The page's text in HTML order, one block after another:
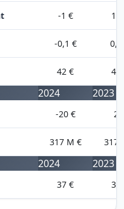
-1 € 10
-0,1 €
42 € 42
2024 2023
-20 € 2
317 M € 317
2024 2023
37 € 37